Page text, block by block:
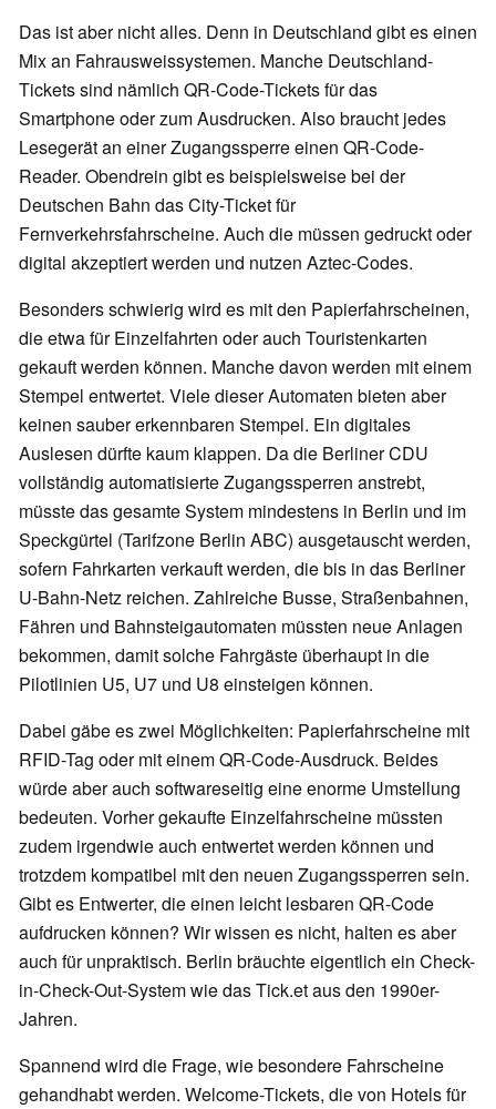
Das ist aber nicht alles. Denn in Deutschland gibt es einen
Mix an Fahrausweissystemen. Manche Deutschland-
Tickets sind nämlich QR-Code-Tickets für das
Smartphone oder zum Ausdrucken. Also braucht jedes
Lesegerät an einer Zugangssperre einen QR-Code-
Reader. Obendrein gibt es beispielsweise bei der
Deutschen Bahn das City-Ticket für
Fernverkehrsfahrscheine. Auch die müssen gedruckt oder
digital akzeptiert werden und nutzen Aztec-Codes.
Besonders schwierig wird es mit den Papierfahrscheinen,
die etwa für Einzelfahrten oder auch Touristenkarten
gekauft werden können. Manche davon werden mit einem
Stempel entwertet. Viele dieser Automaten bieten aber
keinen sauber erkennbaren Stempel. Ein digitales
Auslesen dürfte kaum klappen. Da die Berliner CDU
vollständig automatisierte Zugangssperren anstrebt,
müsste das gesamte System mindestens in Berlin und im
Speckgürtel (Tarifzone Berlin ABC) ausgetauscht werden,
sofern Fahrkarten verkauft werden, die bis in das Berliner
U-Bahn-Netz reichen. Zahlreiche Busse, Straßenbahnen,
Fähren und Bahnsteigautomaten müssten neue Anlagen
bekommen, damit solche Fahrgäste überhaupt in die
Pilotlinien U5, U7 und U8 einsteigen können.
Dabei gäbe es zwei Möglichkeiten: Papierfahrscheine mit
RFID-Tag oder mit einem QR-Code-Ausdruck. Beides
würde aber auch softwareseitig eine enorme Umstellung
bedeuten. Vorher gekaufte Einzelfahrscheine müssten
zudem irgendwie auch entwertet werden können und
trotzdem kompatibel mit den neuen Zugangssperren sein.
Gibt es Entwerter, die einen leicht lesbaren QR-Code
aufdrucken können? Wir wissen es nicht, halten es aber
auch für unpraktisch. Berlin bräuchte eigentlich ein Check-
in-Check-Out-System wie das Tick.et aus den 1990er-
Jahren.
Spannend wird die Frage, wie besondere Fahrscheine
gehandhabt werden. Welcome-Tickets, die von Hotels für